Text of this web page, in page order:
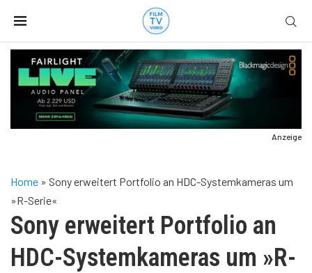
Anzeige
Home » Sony erweitert Portfolio an HDC-Systemkameras um
»R-Serie«
Sony erweitert Portfolio an
HDC-Systemkameras um »R-